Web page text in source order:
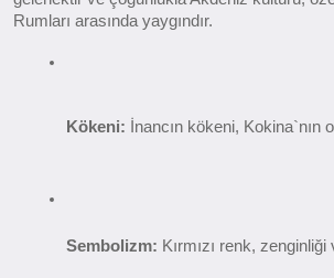
Rumları arasında yaygındır.
Kökeni: İnancın kökeni, Kokina`nın
Sembolizm: Kırmızı renk,